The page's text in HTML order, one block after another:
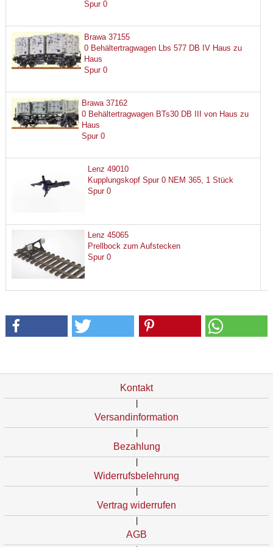
Spur 0
Brawa 37155
0 Behältertragwagen Lbs 577 DB IV Haus zu
Haus
Spur 0
Brawa 37162
0 Behältertragwagen BTs30 DB III von Haus zu
Haus
Spur 0
Lenz 49010
Kupplungskopf Spur 0 NEM 365, 1 Stück
Spur 0
Lenz 45065
Prellbock zum Aufstecken
Spur 0
Kontakt
Versandinformation
Bezahlung
Widerrufsbelehrung
Vertrag widerrufen
AGB